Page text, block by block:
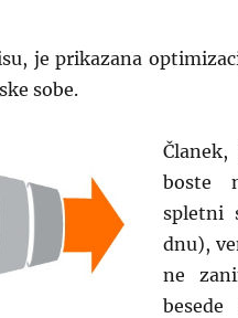
je prikazana
sobe.
boste
spletni
dnu),
ne